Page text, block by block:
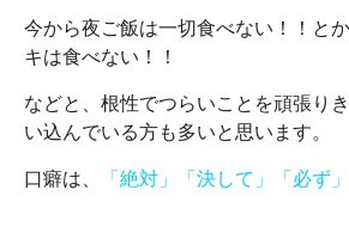
今から夜ご飯は一切食べない！！と
キは食べない！！
などと、根性でつらいことを頑張り
い込んでいる方も多いと思います。
口癖は、 「絶対」「決して」「必ず」